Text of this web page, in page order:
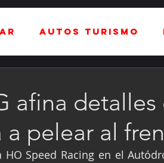
Autos Turismo
Rally FIA
afina detalles
pelear al
Speed Racing en el